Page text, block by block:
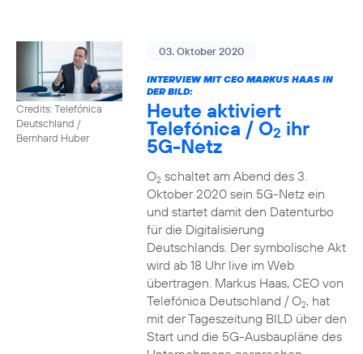
Credits: Telefónica
Deutschland /
Bernhard Huber
03. Oktober 2020
INTERVIEW MIT CEO MARKUS HAAS IN
DER BILD:
Heute aktiviert
Telefónica / O2 ihr
5G-Netz
O2schaltet am Abend des 3.
Oktober 2020 sein 5G-Netz ein
und startet damit den Datenturbo
für die Digitalisierung
Deutschlands. Der symbolische Akt
wird ab 18 Uhr live im Web
übertragen. Markus Haas, CEO von
Telefónica Deutschland / O2, hat
mit der Tageszeitung BILD über den
Start und die 5G-Ausbaupläne des